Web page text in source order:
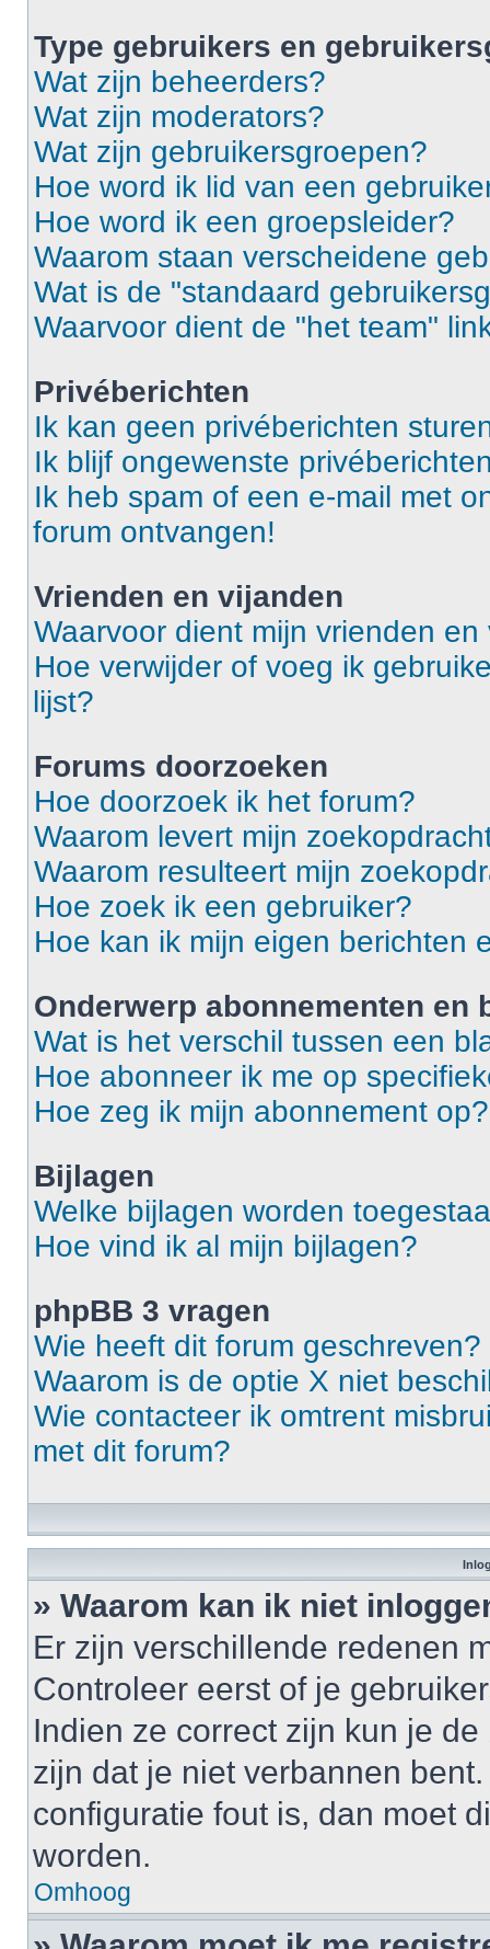
Type gebruikers en
Wat zijn beheerders?
Wat zijn moderators?
Wat zijn gebruikersgroepen?
Hoe word ik lid van een
Hoe word ik een groepsleider?
Waarom staan verscheidene
Wat is de "standaard
Waarvoor dient de "het team"
Privéberichten
Ik kan geen privéberichten
Ik blijf ongewenste
Ik heb spam of een e-mail met
forum ontvangen!
Vrienden en vijanden
Waarvoor dient mijn vrienden en
Hoe verwijder of voeg ik
lijst?
Forums doorzoeken
Hoe doorzoek ik het forum?
Waarom levert mijn
Waarom resulteert mijn
Hoe zoek ik een gebruiker?
Hoe kan ik mijn eigen berichten
Onderwerp abonnementen en
Wat is het verschil tussen een
Hoe abonneer ik me op
Hoe zeg ik mijn abonnement op?
Bijlagen
Welke bijlagen worden
Hoe vind ik al mijn bijlagen?
phpBB 3 vragen
Wie heeft dit forum geschreven?
Waarom is de optie X niet
Wie contacteer ik omtrent
met dit forum?
» Waarom kan ik niet
Er zijn verschillende redenen
Controleer eerst of je
Indien ze correct zijn kun je
zijn dat je niet verbannen
configuratie fout is, dan moet
worden.
Omhoog